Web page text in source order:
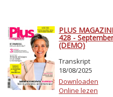
PLUS
428 -
(DEMO)
Transkript
18/08/2025
Downloaden
Online lezen